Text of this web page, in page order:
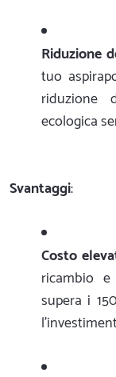
Riduzione
tuo
riduzione
ecologica
Svantaggi:
Costo
ricambio
supera i